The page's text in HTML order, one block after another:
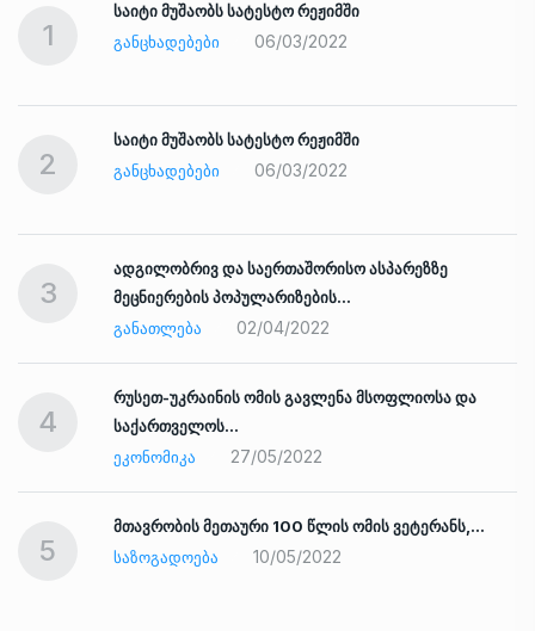
1
საიტი მუშაობს სატესტო რეჟიმში
ᲒᲐᲜᲪᲮᲐᲓᲔᲑᲔᲑᲘ
06/03/2022
2
საიტი მუშაობს სატესტო რეჟიმში
ᲒᲐᲜᲪᲮᲐᲓᲔᲑᲔᲑᲘ
06/03/2022
3
ადგილობრივ და საერთაშორისო ასპარეზზე
მეცნიერების პოპულარიზების…
ᲒᲐᲜᲐᲗᲚᲔᲑᲐ
02/04/2022
4
რუსეთ-უკრაინის ომის გავლენა მსოფლიოსა და
საქართველოს…
ᲔᲙᲝᲜᲝᲛᲘᲙᲐ
27/05/2022
5
მთავრობის მეთაური 100 წლის ომის ვეტერანს,…
ᲡᲐᲖᲝᲒᲐᲓᲝᲔᲑᲐ
10/05/2022